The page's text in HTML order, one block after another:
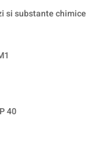
si substante chimice
40